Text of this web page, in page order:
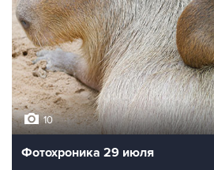
10
Фотохроника 29 июля